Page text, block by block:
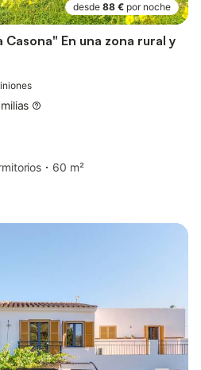
desde 88 € por noche
Casona" En una zona rural y
60 m²